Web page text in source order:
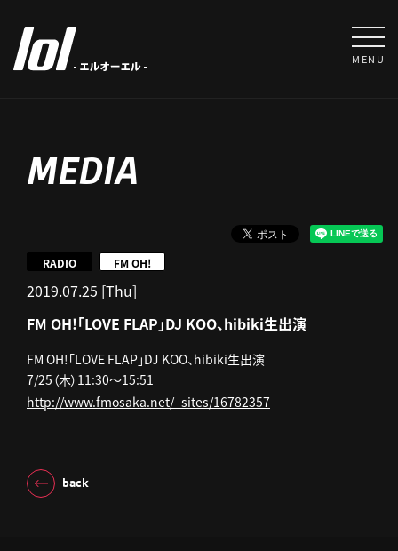
MENU
MEDIA
2019.07.25 [Thu]
RADIO FM OH!
FM OH!「LOVE FLAP」DJ KOO、hibiki生出演
FM OH!「LOVE FLAP」DJ KOO、hibiki生出演
7/25（木）11:30～15:51
http://www.fmosaka.net/_sites/16782357
back